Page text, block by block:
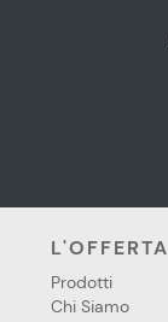
L'OFFERTA
Prodotti
Chi Siamo